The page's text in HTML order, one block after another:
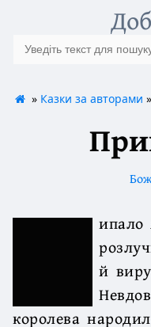
» Казки за авторами »
ипало
й
королева